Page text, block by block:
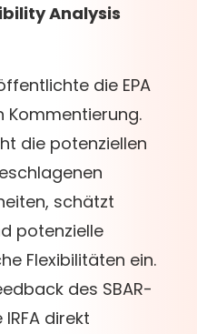
Analysis
die EPA
Kommentierung.
die potenziellen
schätzt
potenzielle
Flexibilitäten ein.
des SBAR-
direkt